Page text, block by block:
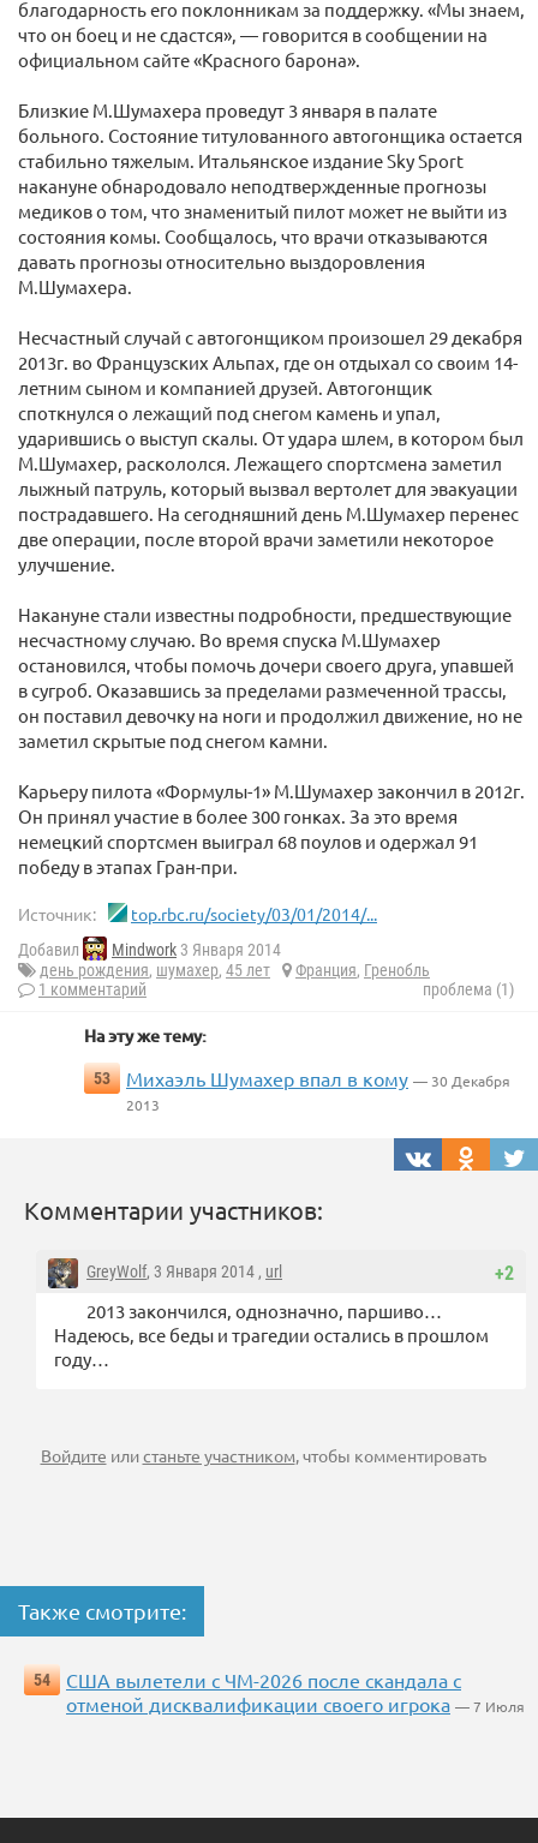
благодарность его поклонникам за поддержку. «Мы знаем,
что он боец и не сдастся», — говорится в сообщении на
официальном сайте «Красного барона».
Близкие М.Шумахера проведут 3 января в палате
больного. Состояние титулованного автогонщика остается
стабильно тяжелым. Итальянское издание Sky Sport
накануне обнародовало неподтвержденные прогнозы
медиков о том, что знаменитый пилот может не выйти из
состояния комы. Сообщалось, что врачи отказываются
давать прогнозы относительно выздоровления
М.Шумахера.
Несчастный случай с автогонщиком произошел 29 декабря
2013г. во Французских Альпах, где он отдыхал со своим 14-
летним сыном и компанией друзей. Автогонщик
споткнулся о лежащий под снегом камень и упал,
ударившись о выступ скалы. От удара шлем, в котором был
М.Шумахер, раскололся. Лежащего спортсмена заметил
лыжный патруль, который вызвал вертолет для эвакуации
пострадавшего. На сегодняшний день М.Шумахер перенес
две операции, после второй врачи заметили некоторое
улучшение.
Накануне стали известны подробности, предшествующие
несчастному случаю. Во время спуска М.Шумахер
остановился, чтобы помочь дочери своего друга, упавшей
в сугроб. Оказавшись за пределами размеченной трассы,
он поставил девочку на ноги и продолжил движение, но не
заметил скрытые под снегом камни.
Карьеру пилота «Формулы-1» М.Шумахер закончил в 2012г.
Он принял участие в более 300 гонках. За это время
немецкий спортсмен выиграл 68 поулов и одержал 91
победу в этапах Гран-при.
Источник: top.rbc.ru/society/03/01/2014/...
Добавил Mindwork 3 Января 2014
день рождения, шумахер, 45 лет Франция, Гренобль
1 комментарий
проблема (1)
На эту же тему:
53 Михаэль Шумахер впал в кому — 30 Декабря
2013
Комментарии участников:
+2
GreyWolf, 3 Января 2014 , url
2013 закончился, однозначно, паршиво…
Надеюсь, все беды и трагедии остались в прошлом
году…
Войдите илистаньте участником, чтобы комментировать
Также смотрите:
54
США вылетели с ЧМ-2026 после скандала с
отменой дисквалификации своего игрока — 7 Июля